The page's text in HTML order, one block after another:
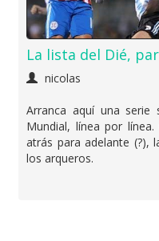
La lista del Dié,
nicolas
Arranca aquí una
Mundial, línea por
atrás para adelante (?),
los arqueros.